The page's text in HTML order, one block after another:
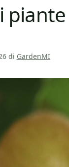
di GardenMI